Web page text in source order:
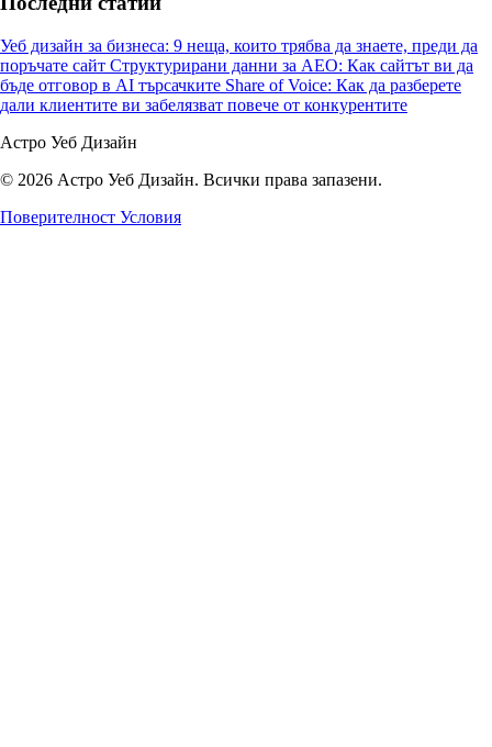
Уеб дизайн за бизнеса: 9 неща, които трябва да знаете, преди да
поръчате сайт Структурирани данни за AEO: Как сайтът ви да
бъде отговор в AI търсачките Share of Voice: Как да разберете
дали клиентите ви забелязват повече от конкурентите
Астро Уеб Дизайн
© 2026 Астро Уеб Дизайн. Всички права запазени.
Поверителност Условия